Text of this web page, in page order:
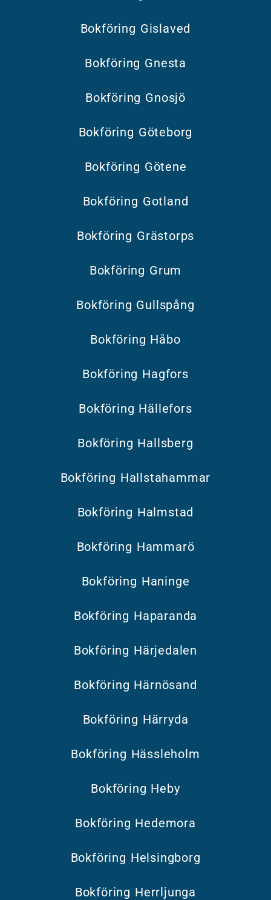
Bokföring Gislaved
Bokföring Gnesta
Bokföring Gnosjö
Bokföring Göteborg
Bokföring Götene
Bokföring Gotland
Bokföring Grästorps
Bokföring Grum
Bokföring Gullspång
Bokföring Håbo
Bokföring Hagfors
Bokföring Hällefors
Bokföring Hallsberg
Bokföring Hallstahammar
Bokföring Halmstad
Bokföring Hammarö
Bokföring Haninge
Bokföring Haparanda
Bokföring Härjedalen
Bokföring Härnösand
Bokföring Härryda
Bokföring Hässleholm
Bokföring Heby
Bokföring Hedemora
Bokföring Helsingborg
Bokföring Herrljunga